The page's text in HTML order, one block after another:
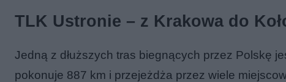
TLK Ustronie – z Krakowa do
Jedną z dłuższych tras biegnących przez Polskę
pokonuje 887 km i przejeżdża przez wiele